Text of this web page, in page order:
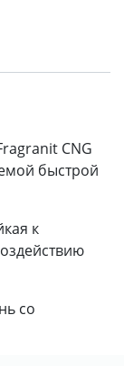
CNG
быстрой
к
со